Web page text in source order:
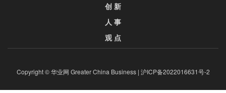
创 新
人 事
观 点
Copyright © 华业网 Greater China Business | 沪ICP备2022016631号-2